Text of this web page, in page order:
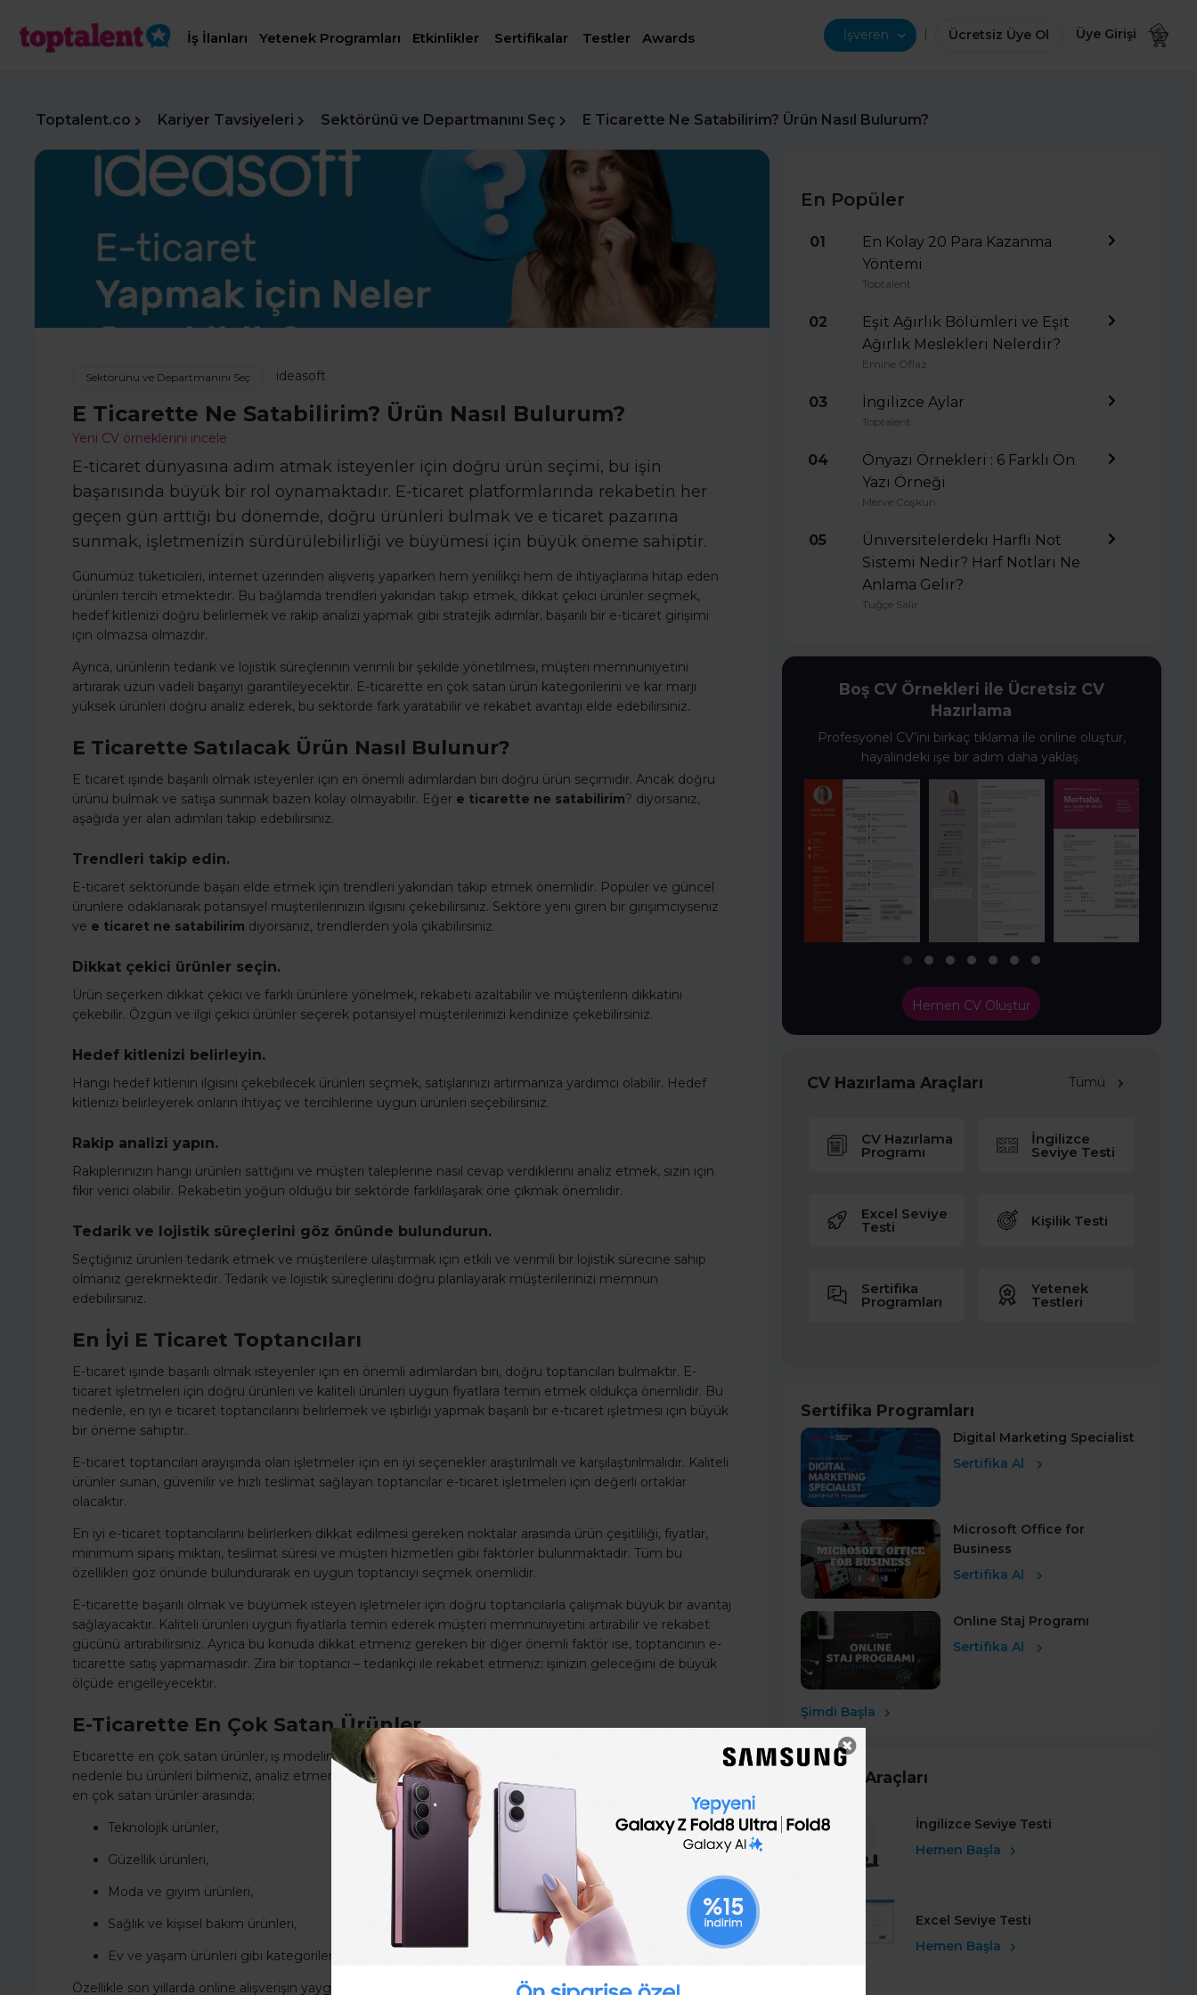
İş İlanları Yetenek Programları Etkinlikler Sertifikalar Testler Awards İşveren | Ücretsiz Üye Ol Üye Girişi
Toptalent.co Kariyer Tavsiyeleri Sektörünü ve Departmanını Seç E Ticarette Ne Satabilirim? Ürün Nasıl Bulurum?
Sektörünü ve Departmanını Seç ideasoft
E Ticarette Ne Satabilirim? Ürün Nasıl Bulurum?
Yeni CV örneklerini incele
E-ticaret dünyasına adım atmak isteyenler için doğru ürün seçimi, bu işin
başarısında büyük bir rol oynamaktadır. E-ticaret platformlarında rekabetin her
geçen gün arttığı bu dönemde, doğru ürünleri bulmak ve e ticaret pazarına
sunmak, işletmenizin sürdürülebilirliği ve büyümesi için büyük öneme sahiptir.
Günümüz tüketicileri, internet üzerinden alışveriş yaparken hem yenilikçi hem de ihtiyaçlarına hitap eden
ürünleri tercih etmektedir. Bu bağlamda trendleri yakından takip etmek, dikkat çekici ürünler seçmek,
hedef kitlenizi doğru belirlemek ve rakip analizi yapmak gibi stratejik adımlar, başarılı bir e-ticaret girişimi
için olmazsa olmazdır.
Ayrıca, ürünlerin tedarik ve lojistik süreçlerinin verimli bir şekilde yönetilmesi, müşteri memnuniyetini
artırarak uzun vadeli başarıyı garantileyecektir. E-ticarette en çok satan ürün kategorilerini ve kar marjı
yüksek ürünleri doğru analiz ederek, bu sektörde fark yaratabilir ve rekabet avantajı elde edebilirsiniz.
E Ticarette Satılacak Ürün Nasıl Bulunur?
E ticaret işinde başarılı olmak isteyenler için en önemli adımlardan biri doğru ürün seçimidir. Ancak doğru
ürünü bulmak ve satışa sunmak bazen kolay olmayabilir. Eğer e ticarette ne satabilirim? diyorsanız,
aşağıda yer alan adımları takip edebilirsiniz.
Trendleri takip edin.
E-ticaret sektöründe başarı elde etmek için trendleri yakından takip etmek önemlidir. Popüler ve güncel
ürünlere odaklanarak potansiyel müşterilerinizin ilgisini çekebilirsiniz. Sektöre yeni giren bir girişimciyseniz
ve e ticaret ne satabilirim diyorsanız, trendlerden yola çıkabilirsiniz.
Dikkat çekici ürünler seçin.
Ürün seçerken dikkat çekici ve farklı ürünlere yönelmek, rekabeti azaltabilir ve müşterilerin dikkatini
çekebilir. Özgün ve ilgi çekici ürünler seçerek potansiyel müşterilerinizi kendinize çekebilirsiniz.
Hedef kitlenizi belirleyin.
Hangi hedef kitlenin ilgisini çekebilecek ürünleri seçmek, satışlarınızı artırmanıza yardımcı olabilir. Hedef
kitlenizi belirleyerek onların ihtiyaç ve tercihlerine uygun ürünleri seçebilirsiniz.
Rakip analizi yapın.
Rakiplerinizin hangi ürünleri sattığını ve müşteri taleplerine nasıl cevap verdiklerini analiz etmek, sizin için
fikir verici olabilir. Rekabetin yoğun olduğu bir sektörde farklılaşarak öne çıkmak önemlidir.
Tedarik ve lojistik süreçlerini göz önünde bulundurun.
Seçtiğiniz ürünleri tedarik etmek ve müşterilere ulaştırmak için etkili ve verimli bir lojistik sürecine sahip
olmanız gerekmektedir. Tedarik ve lojistik süreçlerini doğru planlayarak müşterilerinizi memnun
edebilirsiniz.
En İyi E Ticaret Toptancıları
E-ticaret işinde başarılı olmak isteyenler için en önemli adımlardan biri, doğru toptancıları bulmaktır. E-
ticaret işletmeleri için doğru ürünleri ve kaliteli ürünleri uygun fiyatlara temin etmek oldukça önemlidir. Bu
nedenle, en iyi e ticaret toptancılarını belirlemek ve işbirliği yapmak başarılı bir e-ticaret işletmesi için büyük
bir öneme sahiptir.
E-ticaret toptancıları arayışında olan işletmeler için en iyi seçenekler araştırılmalı ve karşılaştırılmalıdır. Kaliteli
ürünler sunan, güvenilir ve hızlı teslimat sağlayan toptancılar e-ticaret işletmeleri için değerli ortaklar
olacaktır.
En iyi e-ticaret toptancılarını belirlerken dikkat edilmesi gereken noktalar arasında ürün çeşitliliği, fiyatlar,
minimum sipariş miktarı, teslimat süresi ve müşteri hizmetleri gibi faktörler bulunmaktadır. Tüm bu
özellikleri göz önünde bulundurarak en uygun toptancıyı seçmek önemlidir.
E-ticarette başarılı olmak ve büyümek isteyen işletmeler için doğru toptancılarla çalışmak büyük bir avantaj
sağlayacaktır. Kaliteli ürünleri uygun fiyatlarla temin ederek müşteri memnuniyetini artırabilir ve rekabet
gücünü artırabilirsiniz. Ayrıca bu konuda dikkat etmeniz gereken bir diğer önemli faktör ise, toptancının e-
ticarette satış yapmamasıdır. Zira bir toptancı – tedarikçi ile rekabet etmeniz; işinizin geleceğini de büyük
ölçüde engelleyecektir.
E-Ticarette En Çok Satan Ürünler
Eticarette en çok satan ürünler, iş modelinizi ve hedef kitlenizi belirlemenizde büyük rol oynayacaktır. Bu
nedenle bu ürünleri bilmeniz, analiz etmeniz ve incelemeniz son derece önemlidir. 2024 yılında E-Ticarette
en çok satan ürünler arasında;
Teknolojik ürünler,
Güzellik ürünleri,
Moda ve giyim ürünleri,
Sağlık ve kişisel bakım ürünleri,
Ev ve yaşam ürünleri gibi kategorilerde yer alan ürünler bulunmaktadır.
Özellikle son yıllarda online alışverişin yaygınlaşması ile beraber bu ürünlerin satışı da artmıştır.
En Popüler
01
En Kolay 20 Para Kazanma
Yöntemi
Toptalent
02
Eşit Ağırlık Bölümleri ve Eşit
Ağırlık Meslekleri Nelerdir?
Emine Oflaz
03 İngilizce Aylar
Toptalent
04
Önyazı Örnekleri : 6 Farklı Ön
Yazı Örneği
Merve Coşkun
05
Üniversitelerdeki Harfli Not
Sistemi Nedir? Harf Notları Ne
Anlama Gelir?
Tuğçe Salır
Boş CV Örnekleri ile Ücretsiz CV
Hazırlama
Profesyonel CV’ini birkaç tıklama ile online oluştur,
hayalindeki işe bir adım daha yaklaş.
Hemen CV Oluştur
CV Hazırlama Araçları Tümü
CV Hazırlama
Programı
İngilizce
Seviye Testi
Excel Seviye
Testi Kişilik Testi
Sertifika
Programları
Yetenek
Testleri
Sertifika Programları
Digital Marketing Specialist
Sertifika Al
Microsoft Office for
Business
Sertifika Al
Online Staj Programı
Sertifika Al
Şimdi Başla
Kariyer Araçları
İngilizce Seviye Testi
Hemen Başla
Excel Seviye Testi
Hemen Başla